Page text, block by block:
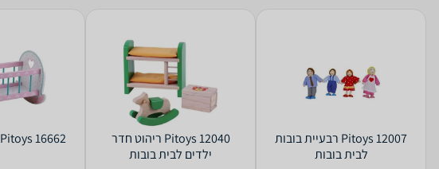
Pitoys 12007 רבעיית בובות
לבית בובות
Pitoys 12040 ריהוט חדר
ילדים לבית בובות
Pitoys 16662 עריסה לבובה